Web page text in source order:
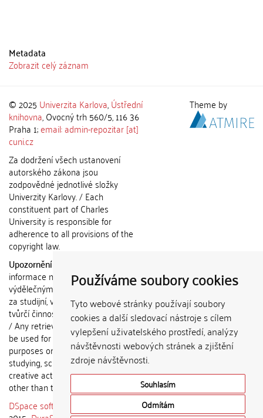
Používáme soubory cookies
Tyto webové stránky používají soubory
cookies a další sledovací nástroje s cílem
vylepšení uživatelského prostředí, analýzy
návštěvnosti webových stránek a zjištění
zdroje návštěvnosti.
Souhlasím
Odmítám
Metadata
Zobrazit celý záznam
© 2025 Univerzita Karlova,Ústřední
knihovna, Ovocný trh 560/5, 116 36
Praha 1;email: admin-repozitar [at]
cuni.cz
Za dodržení všech ustanovení
autorského zákona jsou
zodpovědné jednotlivé složky
Univerzity Karlovy. / Each
constituent part of Charles
University is responsible for
adherence to all provisions of the
copyright law.
Upozornění / Notice:
informace nemohou být použity k
výdělečným účelům nebo vydávány
za studijní, vědeckou nebo jinou
tvůrčí činnost jiné osoby než autora.
/ Any retrieved information shall not
be used for any commercial
purposes or claimed as results of
studying, scientific or any other
creative activities of any person
other than the author.
DSpace software
copyright © 2002-
Theme by